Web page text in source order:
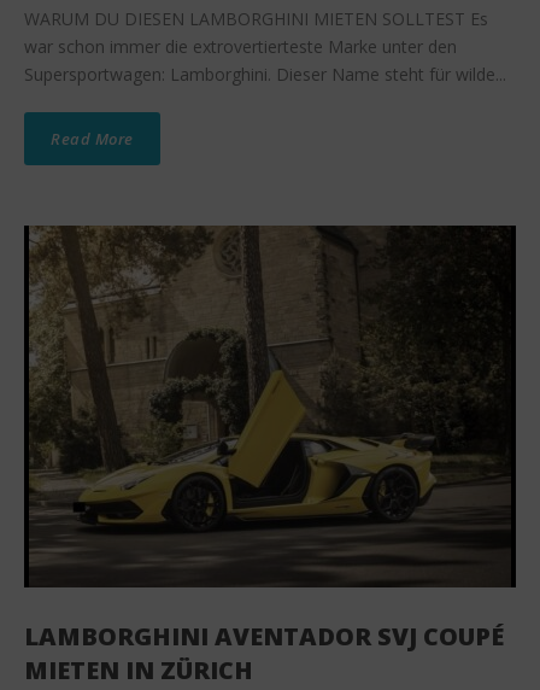
WARUM DU DIESEN LAMBORGHINI MIETEN SOLLTEST Es
war schon immer die extrovertierteste Marke unter den
Supersportwagen: Lamborghini. Dieser Name steht für wilde...
Read More
LAMBORGHINI AVENTADOR SVJ COUPÉ
MIETEN IN ZÜRICH